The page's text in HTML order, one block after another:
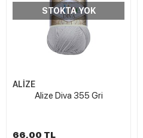
STOKTA YOK
ALİZE
Alize Diva 355 Gri
66,00 TL